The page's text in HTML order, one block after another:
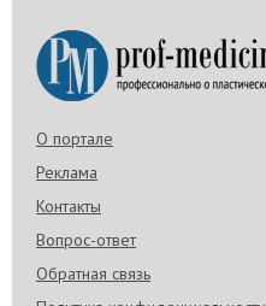
О портале
Реклама
Контакты
Вопрос-ответ
Обратная связь